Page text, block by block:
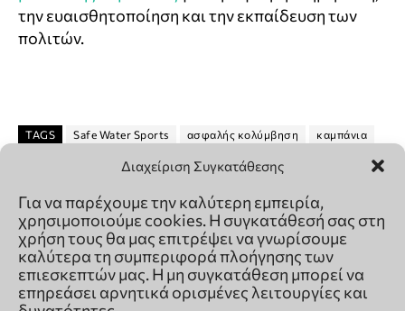
Διαχείριση Συγκατάθεσης
Για να παρέχουμε την καλύτερη εμπειρία,
χρησιμοποιούμε cookies. Η συγκατάθεσή σας στη
χρήση τους θα μας επιτρέψει να γνωρίσουμε
καλύτερα τη συμπεριφορά πλοήγησης των
επιεσκεπτών μας. Η μη συγκατάθεση μπορεί να
επηρεάσει αρνητικά ορισμένες λειτουργίες και